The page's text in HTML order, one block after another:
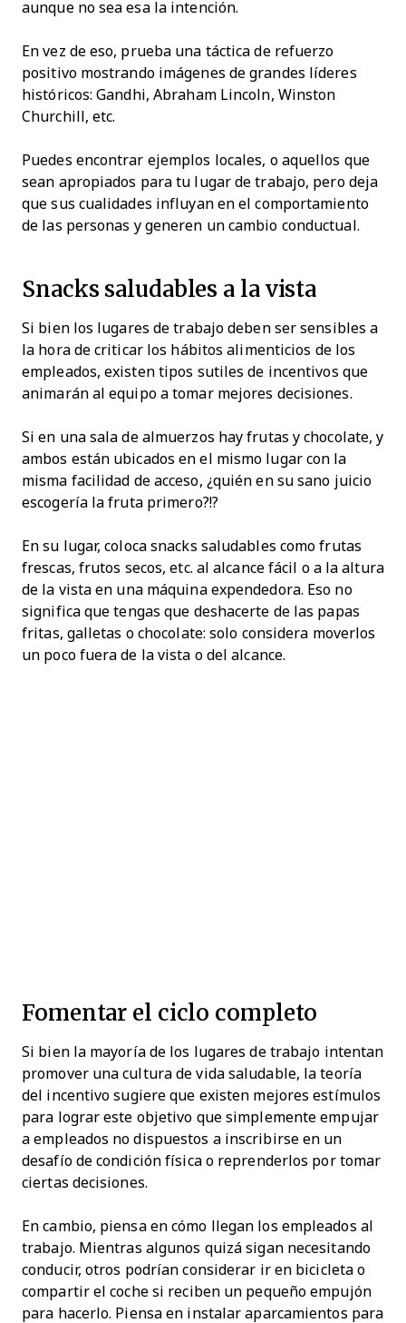
aunque no sea esa la intención.
En vez de eso, prueba una táctica de refuerzo
positivo mostrando imágenes de grandes líderes
históricos: Gandhi, Abraham Lincoln, Winston
Churchill, etc.
Puedes encontrar ejemplos locales, o aquellos que
sean apropiados para tu lugar de trabajo, pero deja
que sus cualidades influyan en el comportamiento
de las personas y generen un cambio conductual.
Snacks saludables a la vista
Si bien los lugares de trabajo deben ser sensibles a
la hora de criticar los hábitos alimenticios de los
empleados, existen tipos sutiles de incentivos que
animarán al equipo a tomar mejores decisiones.
Si en una sala de almuerzos hay frutas y chocolate, y
ambos están ubicados en el mismo lugar con la
misma facilidad de acceso, ¿quién en su sano juicio
escogería la fruta primero?!?
En su lugar, coloca snacks saludables como frutas
frescas, frutos secos, etc. al alcance fácil o a la altura
de la vista en una máquina expendedora. Eso no
significa que tengas que deshacerte de las papas
fritas, galletas o chocolate: solo considera moverlos
un poco fuera de la vista o del alcance.
Fomentar el ciclo completo
Si bien la mayoría de los lugares de trabajo intentan
promover una cultura de vida saludable, la teoría
del incentivo sugiere que existen mejores estímulos
para lograr este objetivo que simplemente empujar
a empleados no dispuestos a inscribirse en un
desafío de condición física o reprenderlos por tomar
ciertas decisiones.
En cambio, piensa en cómo llegan los empleados al
trabajo. Mientras algunos quizá sigan necesitando
conducir, otros podrían considerar ir en bicicleta o
compartir el coche si reciben un pequeño empujón
para hacerlo. Piensa en instalar aparcamientos para